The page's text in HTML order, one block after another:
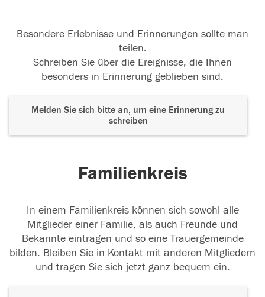
Besondere Erlebnisse und Erinnerungen sollte man
teilen.
Schreiben Sie über die Ereignisse, die Ihnen
besonders in Erinnerung geblieben sind.
Melden Sie sich bitte an, um eine Erinnerung zu
schreiben
Familienkreis
In einem Familienkreis können sich sowohl alle
Mitglieder einer Familie, als auch Freunde und
Bekannte eintragen und so eine Trauergemeinde
bilden. Bleiben Sie in Kontakt mit anderen Mitgliedern
und tragen Sie sich jetzt ganz bequem ein.